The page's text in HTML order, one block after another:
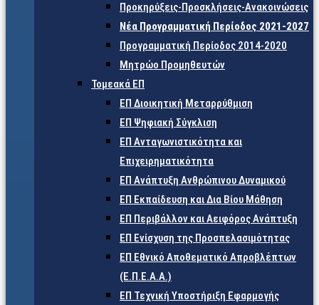
Προκηρύξεις-Προσκλήσεις-Ανακοινώσεις
Νέα Προγραμματική Περίοδος 2021-2027
Προγραμματική Περίοδος 2014-2020
Μητρώο Προμηθευτών
Τομεακά ΕΠ
ΕΠ Διοικητική Μεταρρύθμιση
ΕΠ Ψηφιακή Σύγκλιση
ΕΠ Ανταγωνιστικότητα και
Επιχειρηματικότητα
ΕΠ Ανάπτυξη Ανθρώπινου Δυναμικού
ΕΠ Εκπαίδευση και Δια Βίου Μάθηση
ΕΠ Περιβάλλον και Αειφόρος Ανάπτυξη
ΕΠ Ενίσχυση της Προσπελασιμότητας
ΕΠ Εθνικό Αποθεματικό Απροβλέπτων
(Ε.Π.Ε.Α.Α.)
ΕΠ Τεχνική Υποστήριξη Εφαρμογής